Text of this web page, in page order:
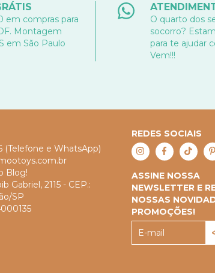
em compras para
Montagem
em São Paulo
O quarto dos
socorro?
para te ajudar
Vem!!!
(Telefone e WhatsApp)
Blog!
Gabriel, 2115 - CEP.:
SP
REDES SOCIAIS
ASSINE NOSSA
NEWSLETTER E
NOSSAS
PROMOÇÕES!